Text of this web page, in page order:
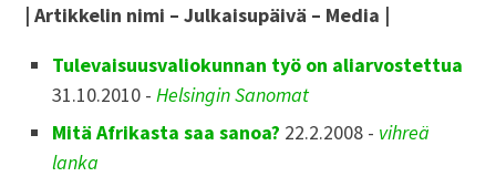
| Artikkelin nimi – Julkaisupäivä – Media |
Tulevaisuusvaliokunnan työ on aliarvostettua
31.10.2010 -Helsingin Sanomat
Mitä Afrikasta saa sanoa? 22.2.2008 - vihreä
lanka